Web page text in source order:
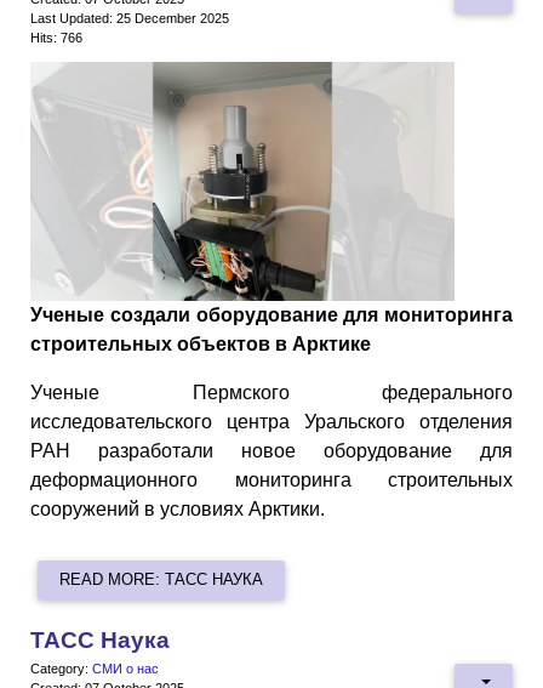
Last Updated: 25 December 2025
Hits: 766
Ученые создали оборудование для мониторинга
строительных объектов в Арктике
Ученые Пермского федерального
исследовательского центра Уральского отделения
РАН разработали новое оборудование для
деформационного мониторинга строительных
сооружений в условиях Арктики.
READ MORE: ТАСС НАУКА
ТАСС Наука
Category: СМИ о нас